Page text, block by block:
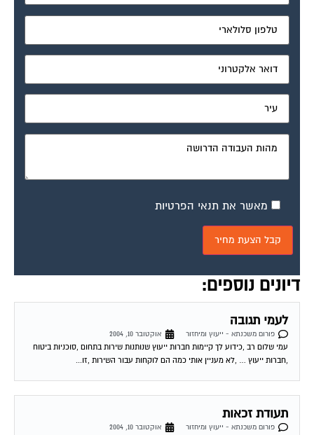
מאשר את תנאי הפרטיות
דיונים נוספים:
לעמי תגובה
פורום משכנתא - ייעוץ ומיחזור
אוקטובר 10, 2004
עמי שלום רב ,כידוע לך קיימות חברות ייעוץ שנותנות שירות בתחום ,סוכניות ביטוח
,חברות ייעוץ … ,לא מעניין אותי כמה הם לוקחות עבור השירות ,זו...
תעודת זכאות
פורום משכנתא - ייעוץ ומיחזור
אוקטובר 10, 2004